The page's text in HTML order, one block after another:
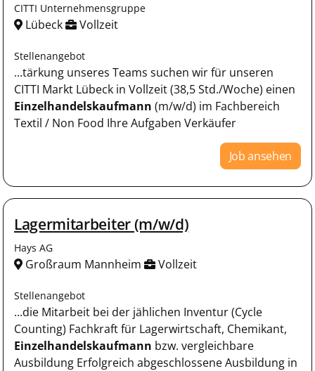
CITTI Unternehmensgruppe
Lübeck Vollzeit
Stellenangebot
...tärkung unseres Teams suchen wir für unseren
CITTI Markt Lübeck in Vollzeit (38,5 Std./Woche) einen
Einzelhandelskaufmann (m/w/d) im Fachbereich
Textil / Non Food Ihre Aufgaben Verkäufer
Job ansehen
Lagermitarbeiter (m/w/d)
Hays AG
Großraum Mannheim Vollzeit
Stellenangebot
...die Mitarbeit bei der jählichen Inventur (Cycle
Counting) Fachkraft für Lagerwirtschaft, Chemikant,
Einzelhandelskaufmann bzw. vergleichbare
Ausbildung Erfolgreich abgeschlossene Ausbildung in